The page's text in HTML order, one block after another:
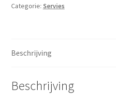
aantal
Categorie: Servies
Beschrijving
Beschrijving